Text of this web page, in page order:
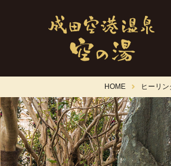
HOME ヒーリン